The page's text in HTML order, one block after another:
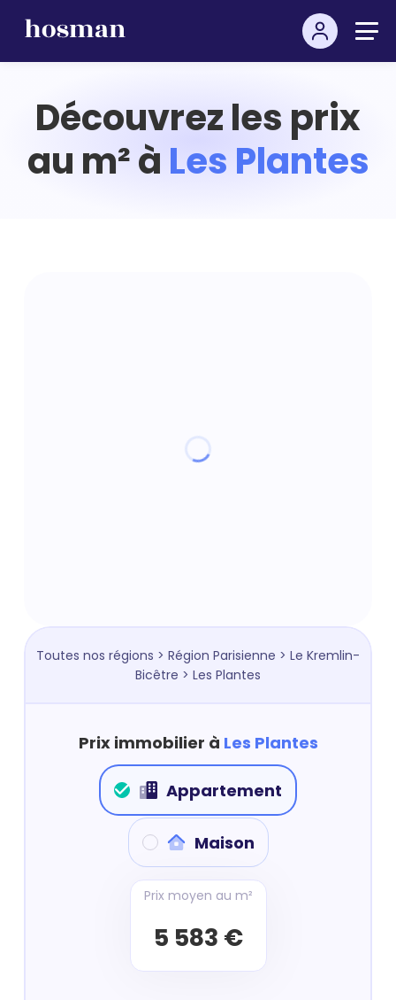
Découvrez les prix
au m² à Les Plantes
Toutes nos régions > Région Parisienne > Le Kremlin-
Bicêtre > Les Plantes
Prix immobilier à Les Plantes
Appartement
Maison
Prix moyen au m²
5 583 €